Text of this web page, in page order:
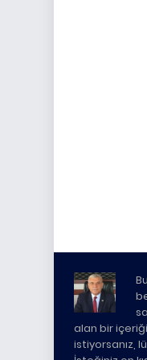
alan bir
istiyorsanız,